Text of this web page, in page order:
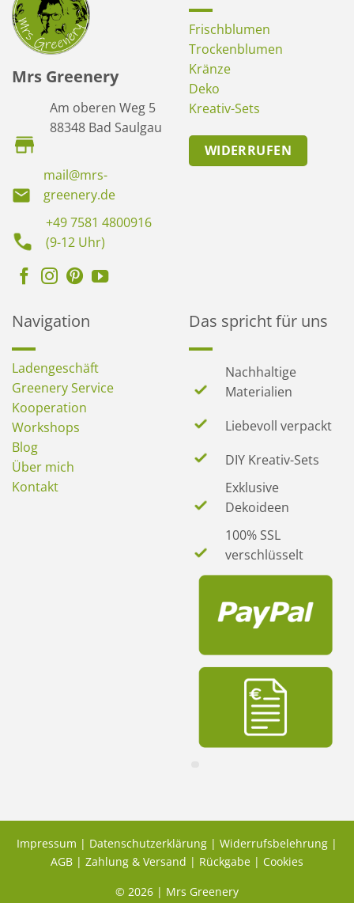
Mrs Greenery
Am oberen Weg 5
88348 Bad Saulgau
mail@mrs-
greenery.de
+49 7581 4800916
(9-12 Uhr)
Frischblumen
Trockenblumen
Kränze
Deko
Kreativ-Sets
WIDERRUFEN
Navigation
Ladengeschäft
Greenery Service
Kooperation
Workshops
Blog
Über mich
Kontakt
Das spricht für uns
Nachhaltige
Materialien
Liebevoll verpackt
DIY Kreativ-Sets
Exklusive
Dekoideen
100% SSL
verschlüsselt
Impressum | Datenschutzerklärung | Widerrufsbelehrung |
AGB | Zahlung & Versand | Rückgabe | Cookies
© 2026 | Mrs Greenery